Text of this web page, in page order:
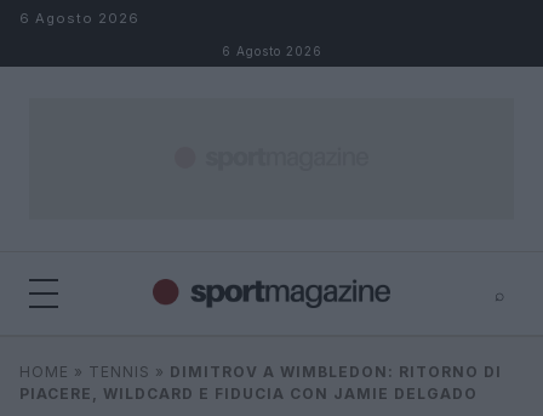
Salta al contenuto
6 Agosto 2026
6 Agosto 2026
⌕
Cerca
⌕
HOME » TENNIS » DIMITROV A WIMBLEDON: RITORNO DI
PIACERE, WILDCARD E FIDUCIA CON JAMIE DELGADO